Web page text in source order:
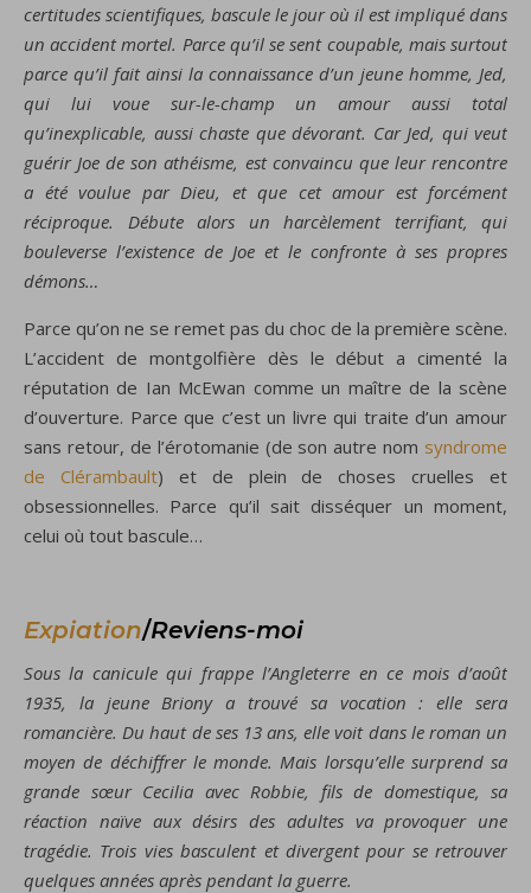
certitudes scientifiques, bascule le jour où il est impliqué dans
un accident mortel. Parce qu’il se sent coupable, mais surtout
parce qu’il fait ainsi la connaissance d’un jeune homme, Jed,
qui lui voue sur-le-champ un amour aussi total
qu’inexplicable, aussi chaste que dévorant. Car Jed, qui veut
guérir Joe de son athéisme, est convaincu que leur rencontre
a été voulue par Dieu, et que cet amour est forcément
réciproque. Débute alors un harcèlement terrifiant, qui
bouleverse l’existence de Joe et le confronte à ses propres
démons…
Parce qu’on ne se remet pas du choc de la première scène.
L’accident de montgolfière dès le début a cimenté la
réputation de Ian McEwan comme un maître de la scène
d’ouverture. Parce que c’est un livre qui traite d’un amour
sans retour, de l’érotomanie (de son autre nom syndrome
de Clérambault) et de plein de choses cruelles et
obsessionnelles. Parce qu’il sait disséquer un moment,
celui où tout bascule…
Expiation/Reviens-moi
Sous la canicule qui frappe l’Angleterre en ce mois d’août
1935, la jeune Briony a trouvé sa vocation : elle sera
romancière. Du haut de ses 13 ans, elle voit dans le roman un
moyen de déchiffrer le monde. Mais lorsqu’elle surprend sa
grande sœur Cecilia avec Robbie, fils de domestique, sa
réaction naïve aux désirs des adultes va provoquer une
tragédie. Trois vies basculent et divergent pour se retrouver
quelques années après pendant la guerre.